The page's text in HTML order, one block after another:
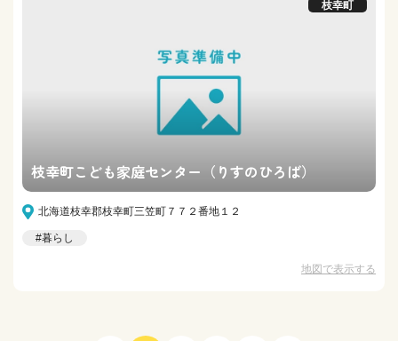
枝幸町
枝幸町こども家庭センター（りすのひろば）
北海道枝幸郡枝幸町三笠町７７２番地１２
#暮らし
地図で表示する